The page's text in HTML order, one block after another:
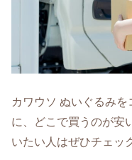
カワウソ ぬいぐるみ
に、どこで買うのが安
いたい人はぜひチェッ